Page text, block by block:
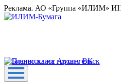
Реклама. АО «Группа «ИЛИМ»